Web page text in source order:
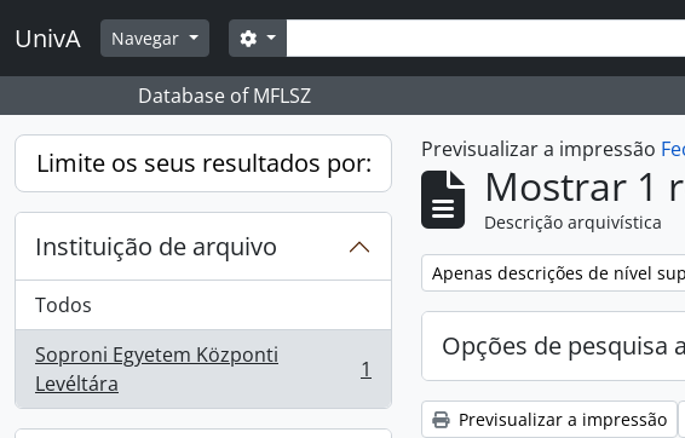
Skip to main content
UnivA Navegar Pesquisar
Opções de busca
Database of MFLSZ
Limite os seus resultados por:
Instituição de arquivo
Todos
Soproni Egyetem Központi
Levéltára
, 1 resultados 1
Previsualizar a impressão
Mostrar 1
Descrição arquivística
Remover filtro:
Apenas descrições de nível
Opções de pesquisa
Previsualizar a impressão